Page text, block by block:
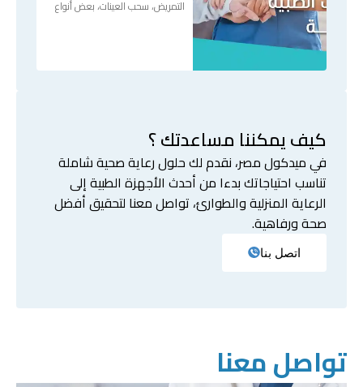
التمريض، سحب العينات، بعض أنواع
كيف يمكننا مساعدتك ؟
في ميدكول مصر، نقدم لك حلول رعاية صحية شاملة
تناسب احتياجاتك بدءا من أحدث الأجهزة الطبية إلى
الرعاية المنزلية والطوارئ، تواصل معنا لتحقيق أفضل
صحة ورفاهية.
اتصل بنا
تواصل معنا